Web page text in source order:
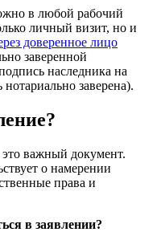
в любой рабочий
личный визит, но и
доверенное лицо
заверенной
наследника на
заверена).
это важный документ.
о намерении
права и
в заявлении?